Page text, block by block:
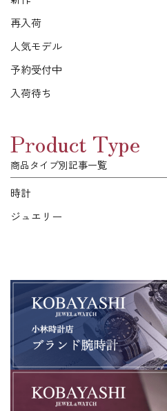
再入荷
人気モデル
予約受付中
入荷待ち
Product Type
商品タイプ別記事一覧
時計
ジュエリー